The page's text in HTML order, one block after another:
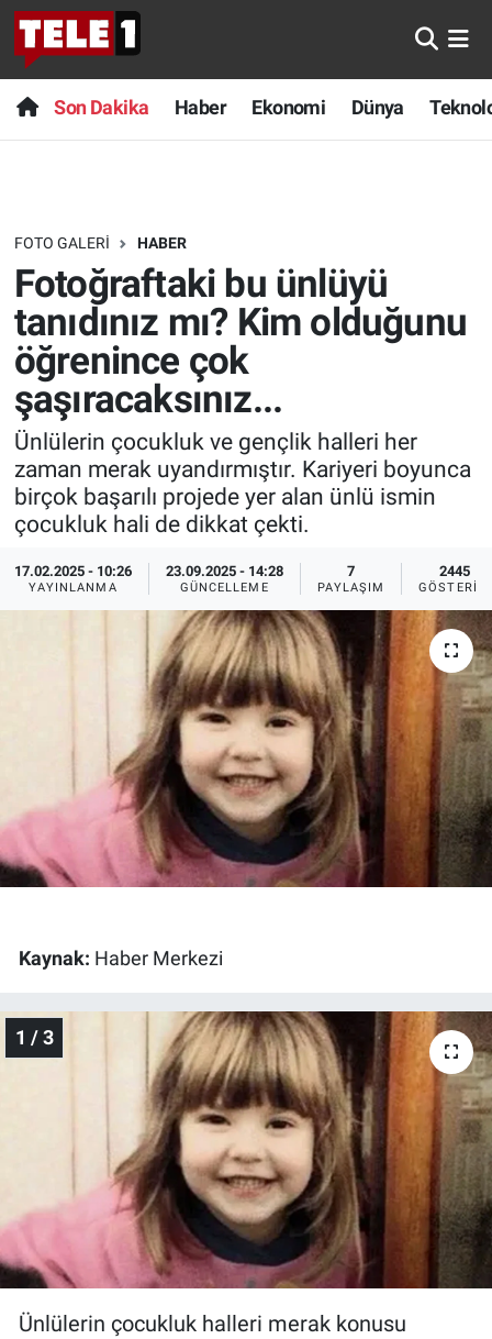
Son Dakika Haber Ekonomi Dünya
FOTO GALERI HABER
Fotoğraftaki bu ünlüyü
tanıdınız mı? Kim olduğunu
öğrenince çok
şaşıracaksınız...
Ünlülerin çocukluk ve gençlik halleri her
zaman merak uyandırmıştır. Kariyeri boyunca
birçok başarılı projede yer alan ünlü ismin
çocukluk hali de dikkat çekti.
17.02.2025 - 10:26
YAYINLANMA
23.09.2025 - 14:28
GÜNCELLEME
7
PAYLAŞIM
2445
GÖSTERIM
Kaynak: Haber Merkezi
1 / 3
Ünlülerin çocukluk halleri merak konusu
Anında Manşet
Başka Sohbetler
Bilim turu
Bilim ve Teknoloji Evreni
Doğa Konuşuyor
Dünya
Ege Saati
Ege'den Esintiler
Eğitim
Forum
Gerçeğin İzinde
Gün Başlıyor
Gündem Özel
Günün görüntüsü
Haber
İlan
Kimdir
Koronavirüs
Son Dakika
Haber
Dünya
Teknoloji
Sağlık
Spor
Yayın Akışı
İletişim
Nöbetçi Eczaneler
Hava Durumu
Trafik Durumu
Süper Lig Puan Durumu ve Fikstür
Tüm Manşetler
Son Dakika Haberleri
Haber Arşivi